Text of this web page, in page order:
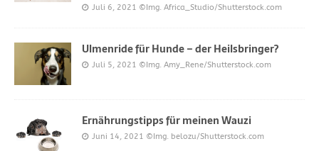
Juli 6, 2021 ©Img. Africa_Studio/Shutterstock.com
Ulmenride für Hunde – der Heilsbringer?
Juli 5, 2021 ©Img. Amy_Rene/Shutterstock.com
Ernährungstipps für meinen Wauzi
Juni 14, 2021 ©Img. belozu/Shutterstock.com